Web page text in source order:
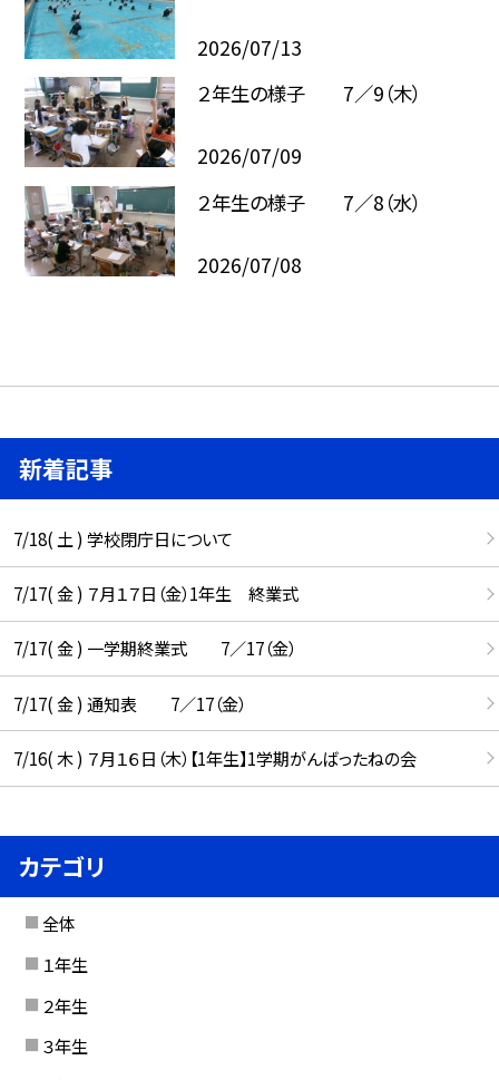
2026/07/13
２年生の様子 7／9（木）
2026/07/09
２年生の様子 7／8（水）
2026/07/08
新着記事
7/18( 土 ) 学校閉庁日について
7/17( 金 ) ７月１７日（金）1年生 終業式
7/17( 金 ) 一学期終業式 7／17（金）
7/17( 金 ) 通知表 7／17（金）
7/16( 木 ) ７月１６日（木）【1年生】1学期がんばったねの会
カテゴリ
全体
１年生
２年生
３年生